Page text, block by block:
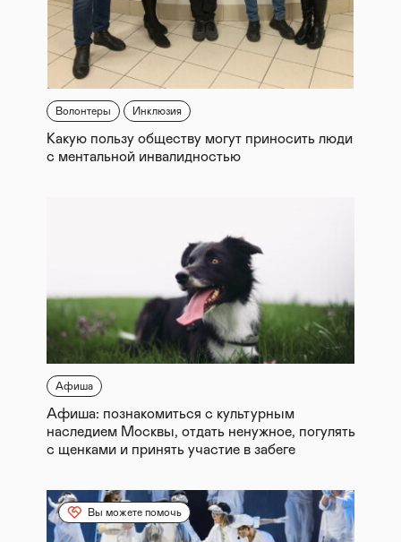
Волонтеры Инклюзия
Какую пользу обществу могут приносить люди
с ментальной инвалидностью
Афиша
Афиша: познакомиться с культурным
наследием Москвы, отдать ненужное, погулять
с щенками и принять участие в забеге
Вы можете помочь